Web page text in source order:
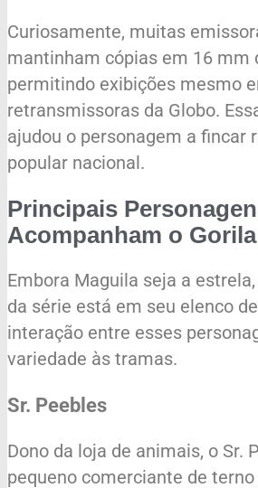
Curiosamente, muitas
mantinham cópias em 16 mm
permitindo exibições mesmo
retransmissoras da Globo.
ajudou o personagem a fincar
popular nacional.
Principais
Acompanham o Gorila
Embora Maguila seja a
da série está em seu elenco
interação entre esses
variedade às tramas.
Sr. Peebles
Dono da loja de animais, o Sr.
pequeno comerciante de